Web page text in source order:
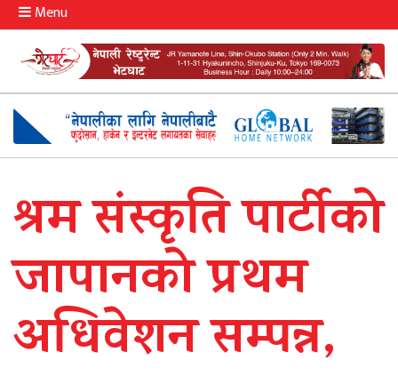
Menu
श्रम संस्कृति पार्टीको
जापानको प्रथम
अधिवेशन सम्पन्न,